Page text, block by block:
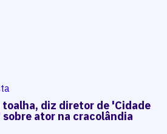
toalha, diz diretor de 'Cidade
sobre ator na cracolândia